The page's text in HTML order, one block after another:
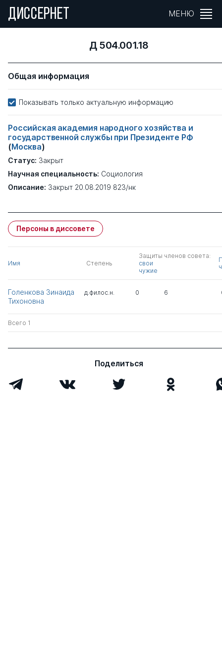
ДИССЕРНЕТ МЕНЮ
Д 504.001.18
Общая информация
Показывать только актуальную информацию
Российская академия народного хозяйства и
государственной службы при Президенте РФ
(Москва)
Статус: Закрыт
Научная специальность: Социология
Описание: Закрыт 20.08.2019 823/нк
Персоны в диссовете
Имя Степень
Защиты членов совета:
свои
чужие
Голенкова Зинаида
Тихоновна
д.филос.н. 0 6
Всего 1
Поделиться